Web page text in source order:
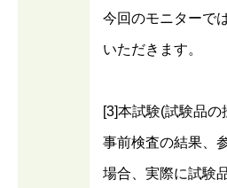
今回のモニターで
いただきます。
[3]本試験(試験品の
事前検査の結果、
場合、実際に試験